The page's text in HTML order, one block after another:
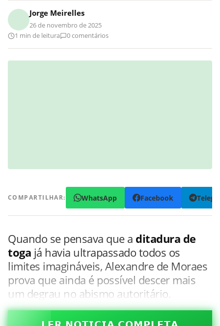
Jorge Meirelles
26 de novembro de 2025
1 min de leitura
0 comentários
COMPARTILHAR: WhatsApp Facebook
Quando se pensava que a ditadura de
toga já havia ultrapassado todos os
limites imagináveis, Alexandre de Moraes
prova que ainda é possível descer mais
um degrau no abismo autoritário.